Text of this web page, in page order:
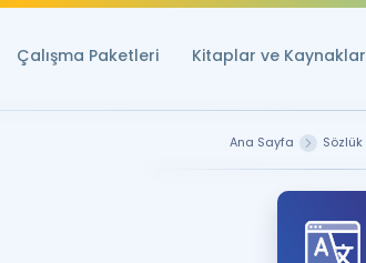
Çalışma Paketleri Kitaplar ve Kaynaklar
Ana Sayfa Sözlük